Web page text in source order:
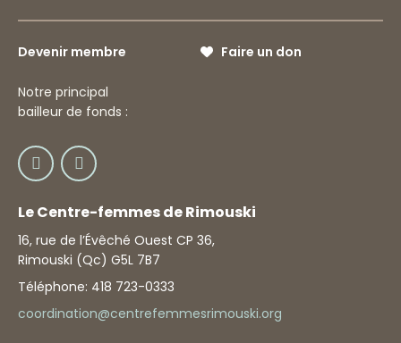
Le Centre-femmes de Rimouski
16, rue de l’Évêché Ouest CP 36,
Rimouski (Qc) G5L 7B7
Téléphone: 418 723-0333
coordination@centrefemmesrimouski.org
Devenir membre Faire un don
Notre principal
bailleur de fonds :